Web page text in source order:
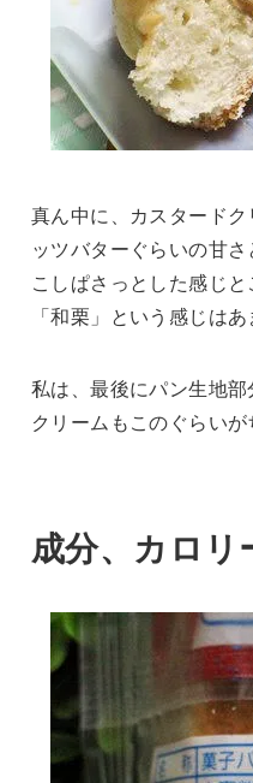
真ん中に、カスタード
ッツバターぐらいの甘
こしぱさっとした感じ
「和栗」という感じは
私は、最後にパン生地
クリームもこのぐらいが
成分、カロリ